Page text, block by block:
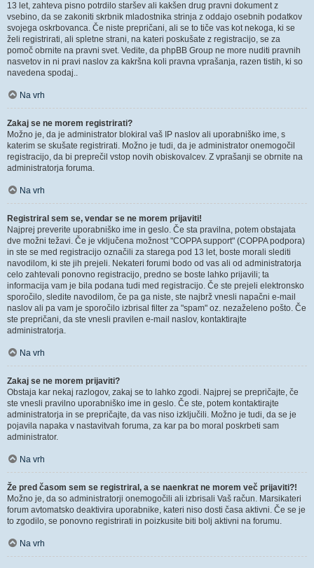
13 let, zahteva pisno potrdilo staršev ali kakšen drug pravni dokument z
vsebino, da se zakoniti skrbnik mladostnika strinja z oddajo osebnih podatkov
svojega oskrbovanca. Če niste prepričani, ali se to tiče vas kot nekoga, ki se
želi registrirati, ali spletne strani, na kateri poskušate z registracijo, se za
pomoč obrnite na pravni svet. Vedite, da phpBB Group ne more nuditi pravnih
nasvetov in ni pravi naslov za kakršna koli pravna vprašanja, razen tistih, ki so
navedena spodaj..
Na vrh
Zakaj se ne morem registrirati?
Možno je, da je administrator blokiral vaš IP naslov ali uporabniško ime, s
katerim se skušate registrirati. Možno je tudi, da je administrator onemogočil
registracijo, da bi preprečil vstop novih obiskovalcev. Z vprašanji se obrnite na
administratorja foruma.
Na vrh
Registriral sem se, vendar se ne morem prijaviti!
Najprej preverite uporabniško ime in geslo. Če sta pravilna, potem obstajata
dve možni težavi. Če je vključena možnost "COPPA support" (COPPA podpora)
in ste se med registracijo označili za starega pod 13 let, boste morali slediti
navodilom, ki ste jih prejeli. Nekateri forumi bodo od vas ali od administratorja
celo zahtevali ponovno registracijo, predno se boste lahko prijavili; ta
informacija vam je bila podana tudi med registracijo. Če ste prejeli elektronsko
sporočilo, sledite navodilom, če pa ga niste, ste najbrž vnesli napačni e-mail
naslov ali pa vam je sporočilo izbrisal filter za "spam" oz. nezaželeno pošto. Če
ste prepričani, da ste vnesli pravilen e-mail naslov, kontaktirajte
administratorja.
Na vrh
Zakaj se ne morem prijaviti?
Obstaja kar nekaj razlogov, zakaj se to lahko zgodi. Najprej se prepričajte, če
ste vnesli pravilno uporabniško ime in geslo. Če ste, potem kontaktirajte
administratorja in se prepričajte, da vas niso izključili. Možno je tudi, da se je
pojavila napaka v nastavitvah foruma, za kar pa bo moral poskrbeti sam
administrator.
Na vrh
Že pred časom sem se registriral, a se naenkrat ne morem več prijaviti?!
Možno je, da so administratorji onemogočili ali izbrisali Vaš račun. Marsikateri
forum avtomatsko deaktivira uporabnike, kateri niso dosti časa aktivni. Če se je
to zgodilo, se ponovno registrirati in poizkusite biti bolj aktivni na forumu.
Na vrh